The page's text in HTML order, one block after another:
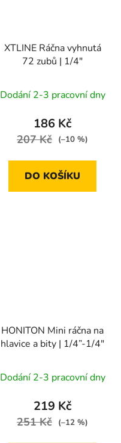
XTLINE Ráčna vyhnutá
72 zubů | 1/4"
Dodání 2-3 pracovní dny
186 Kč
207 Kč (–10 %)
DO KOŠÍKU
HONITON Mini ráčna na
hlavice a bity | 1/4”-1/4"
Dodání 2-3 pracovní dny
219 Kč
251 Kč (–12 %)